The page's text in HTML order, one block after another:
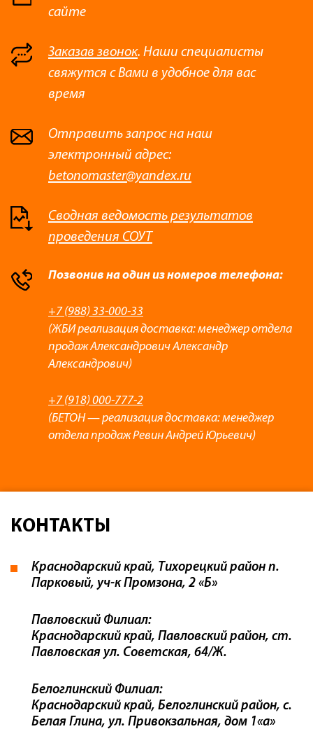
сайте
Заказав звонок. Наши специалисты
свяжутся с Вами в удобное для вас
время
Отправить запрос на наш
электронный адрес:
betonomaster@yandex.ru
Сводная ведомость результатов
проведения СОУТ
Позвонив на один из номеров телефона:
+7 (988) 33-000-33
(ЖБИ реализация доставка: менеджер отдела
продаж Александрович Александр
Александрович)
+7 (918) 000-777-2
(БЕТОН — реализация доставка: менеджер
отдела продаж Ревин Андрей Юрьевич)
КОНТАКТЫ
Краснодарский край, Тихорецкий район п.
Парковый, уч-к Промзона, 2 «Б»
Павловский Филиал:
Краснодарский край, Павловский район, ст.
Павловская ул. Советская, 64/Ж.
Белоглинский Филиал:
Краснодарский край, Белоглинский район, с.
Белая Глина, ул. Привокзальная, дом 1«а»